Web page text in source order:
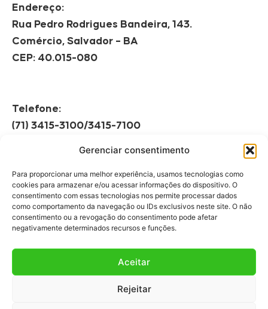
Gerenciar consentimento
Para proporcionar uma melhor experiência, usamos tecnologias como
cookies para armazenar e/ou acessar informações do dispositivo. O
consentimento com essas tecnologias nos permite processar dados
como comportamento da navegação ou IDs exclusivos neste site. O não
consentimento ou a revogação do consentimento pode afetar
negativamente determinados recursos e funções.
Aceitar
Rejeitar
Endereço:
Rua Pedro Rodrigues Bandeira, 143.
Comércio, Salvador – BA
CEP: 40.015-080
Telefone:
(71) 3415-3100/3415-7100
Horário de Funcionamento:
08h às 12h | 13h às 17h